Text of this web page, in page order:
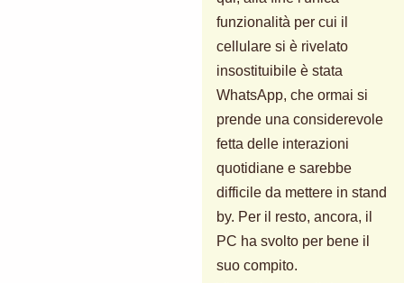
funzionalità per cui il
cellulare si è rivelato
insostituibile è stata
WhatsApp, che ormai si
prende una considerevole
fetta delle interazioni
quotidiane e sarebbe
difficile da mettere in stand
by. Per il resto, ancora, il
PC ha svolto per bene il
suo compito.